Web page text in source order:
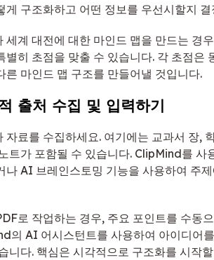
게 구조화하고 어떤 정보를 우선시할지
세계 대전에 대한 마인드 맵을 만드는 경
별히 초점을 맞출 수 있습니다. 각 초점은
른 마인드 맵 구조를 만들어낼 것입니다.
출처 수집 및 입력하기
자료를 수집하세요. 여기에는 교과서 장,
트가 포함될 수 있습니다. ClipMind를 사
나 AI 브레인스토밍 기능을 사용하여 주
로 작업하는 경우, 주요 포인트를 수동
의 AI 어시스턴트를 사용하여 아이디어
니다. 핵심은 시각적으로 구조화를 시작